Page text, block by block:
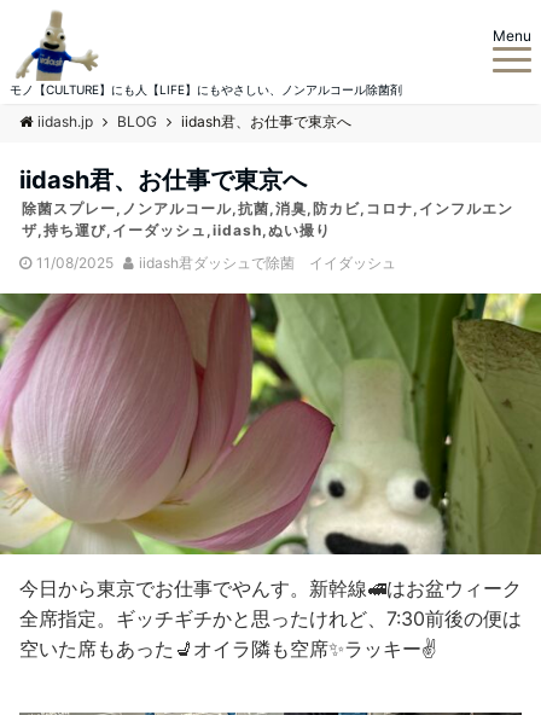
モノ【CULTURE】にも人【LIFE】にもやさしい、ノンアルコール除菌剤
Menu
iidash.jp BLOG iidash君、お仕事で東京へ
iidash君、お仕事で東京へ
除菌スプレー,ノンアルコール,抗菌,消臭,防カビ,コロナ,インフルエン
ザ,持ち運び,イーダッシュ,iidash,ぬい撮り
11/08/2025
iidash君ダッシュで除菌 イイダッシュ
今日から東京でお仕事でやんす。新幹線🚅はお盆ウィーク
全席指定。ギッチギチかと思ったけれど、7:30前後の便は
空いた席もあった💺オイラ隣も空席✨ラッキー✌️